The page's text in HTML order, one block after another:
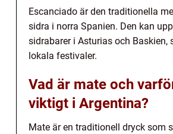
Escanciado är den traditionella
sidra i norra Spanien. Den kan
sidrabarer i Asturias och Baskien,
lokala festivaler.
Vad är mate och
viktigt i Argentina?
Mate är en traditionell dryck som